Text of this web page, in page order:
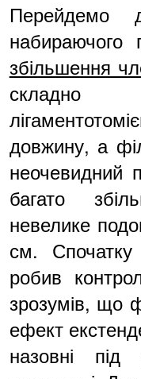
Перейдемо
набираючого
збільшення
складно
довжину, а
неочевидний
багато
невелике
см.
робив
зрозумів, що
ефект
назовні